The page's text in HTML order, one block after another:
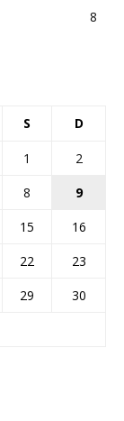
8
S D
1
2
8
9
15
16
22
23
29
30